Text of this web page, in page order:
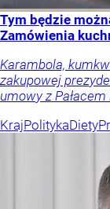
Tym będzie
Zamówienia
Karambola,
zakupowej
umowy z
KrajPolitykaDiety